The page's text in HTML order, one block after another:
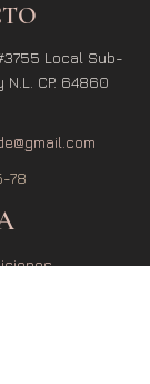
Local Sub-
CP. 64860
78